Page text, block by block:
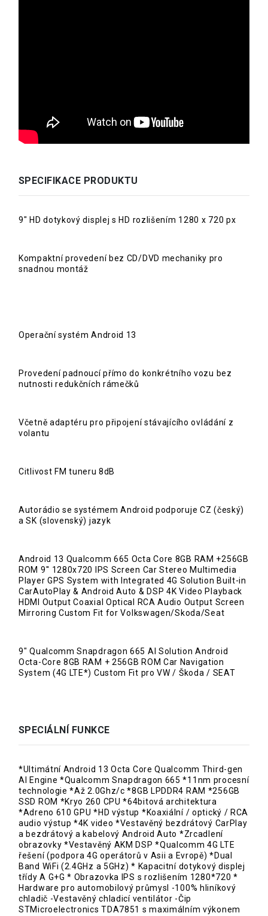
SPECIFIKACE PRODUKTU
9" HD dotykový displej s HD rozlišením 1280 x 720 px
Kompaktní provedení bez CD/DVD mechaniky pro
snadnou montáž
Operační systém Android 13
Provedení padnoucí přímo do konkrétního vozu bez
nutnosti redukčních rámečků
Včetně adaptéru pro připojení stávajícího ovládání z
volantu
Citlivost FM tuneru 8dB
Autorádio se systémem Android podporuje CZ (český)
a SK (slovenský) jazyk
Android 13 Qualcomm 665 Octa Core 8GB RAM +256GB
ROM 9'' 1280x720 IPS Screen Car Stereo Multimedia
Player GPS System with Integrated 4G Solution Built-in
CarAutoPlay & Android Auto & DSP 4K Video Playback
HDMI Output Coaxial Optical RCA Audio Output Screen
Mirroring Custom Fit for Volkswagen/Skoda/Seat
9" Qualcomm Snapdragon 665 AI Solution Android
Octa-Core 8GB RAM + 256GB ROM Car Navigation
System (4G LTE*) Custom Fit pro VW / Škoda / SEAT
SPECIÁLNÍ FUNKCE
*Ultimátní Android 13 Octa Core Qualcomm Third-gen
AI Engine *Qualcomm Snapdragon 665 *11nm procesní
technologie *Až 2.0Ghz/c *8GB LPDDR4 RAM *256GB
SSD ROM *Kryo 260 CPU *64bitová architektura
*Adreno 610 GPU *HD výstup *Koaxiální / optický / RCA
audio výstup *4K video *Vestavěný bezdrátový CarPlay
a bezdrátový a kabelový Android Auto *Zrcadlení
obrazovky *Vestavěný AKM DSP *Qualcomm 4G LTE
řešení (podpora 4G operátorů v Asii a Evropě) *Dual
Band WiFi (2.4GHz a 5GHz) * Kapacitní dotykový displej
třídy A G+G * Obrazovka IPS s rozlišením 1280*720 *
Hardware pro automobilový průmysl -100% hliníkový
chladič -Vestavěný chladicí ventilátor -Čip
STMicroelectronics TDA7851 s maximálním výkonem